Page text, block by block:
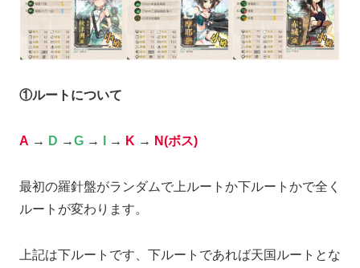
①ルートについて
A → D →G → → K → N(ボス)
最初の羅針盤がランダムで上ルートか下ルートかで全く
ルートが変わります。
上記は下ルートです、下ルートであれば天国ルートとな